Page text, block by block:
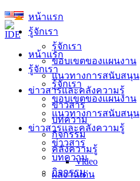
Skip
to
content
หน้าแรก
รู้จักเรา
รู้จักเรา
ขอบเขตของแผนงาน
แนวทางการสนับสนุน
ข่าวสารและคลังความรู้
ข่าวสาร
บทความ
กิจกรรม
หน้าแรก
รู้จักเรา
รู้จักเรา
ขอบเขตของแผนงาน
แนวทางการสนับสนุน
ข่าวสารและคลังความรู้
ข่าวสาร
บทความ
กิจกรรม
คลังความรู้
Video
ผลงานเด่น